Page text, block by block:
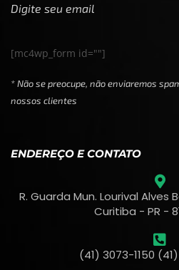
Digite seu email
[mc4wp_form id=""]
* Não se preocupe, não enviaremos
nossos clientes
ENDEREÇO E CONTATO
R. Guarda Mun. Lourival Alves
Curitiba - PR -
(41) 3073-1150